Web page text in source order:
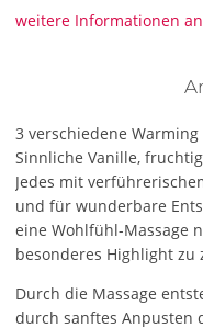
weitere Informationen
3 verschiedene Warming
Sinnliche Vanille,
Jedes mit
und für wunderbare
eine Wohlfühl-Massage
besonderes Highlight zu
Durch die Massage
durch sanftes Anpusten